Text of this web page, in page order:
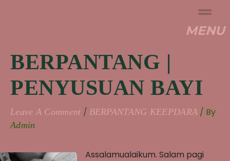
MENU
BERPANTANG |
PENYUSUAN BAYI
Leave A Comment / BERPANTANG KEEPDARA / By
Admin
Assalamualaikum. Salam pagi